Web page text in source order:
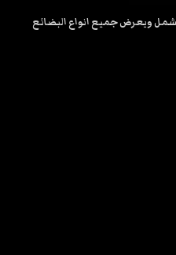
ويعرض جميع انواع البضائع